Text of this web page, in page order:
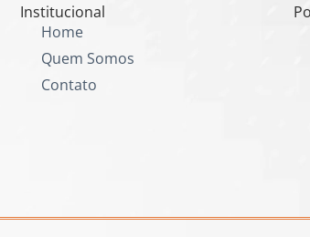
Institucional
Home
Quem Somos
Contato